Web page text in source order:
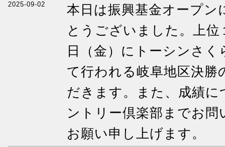
2025-09-02
本日は振興基金オープ
とうございました。上
日（金）にトーシンさ
て行われる岐阜地区決勝
だきます。また、成績
ントリー倶楽部までお
お願い申し上げます。